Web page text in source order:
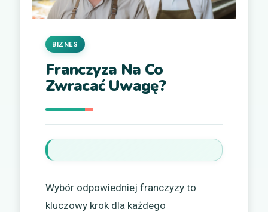
Franczyza Na Co
Zwracać Uwagę?
BIZNES
Wybór odpowiedniej franczyzy to
kluczowy krok dla każdego